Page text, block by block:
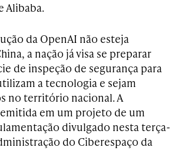
Alibaba.
da OpenAI não esteja
a nação já visa se preparar
de inspeção de segurança para
a tecnologia e sejam
no território nacional. A
em um projeto de um
divulgado nesta terça-
do Ciberespaço da